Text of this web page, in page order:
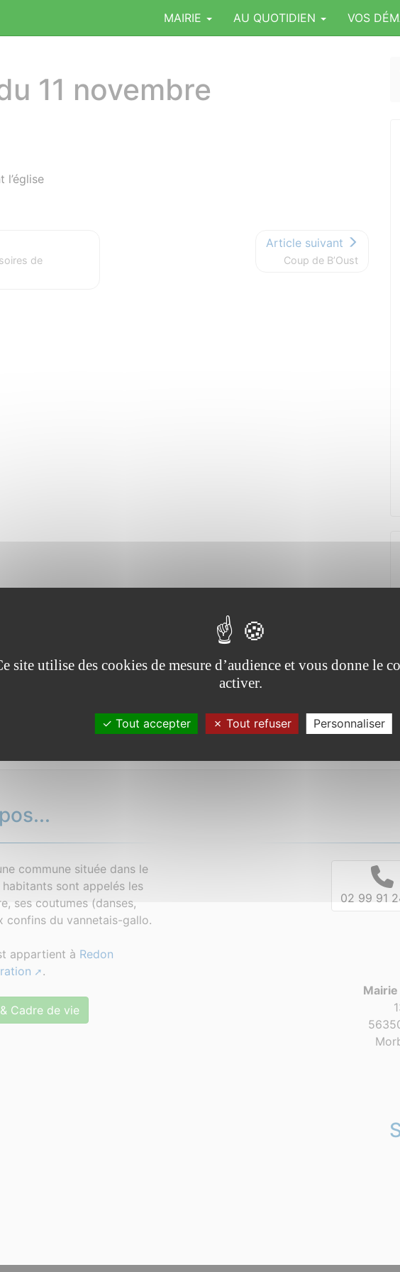
MAIRIE AU QUOTIDIEN VOS
11 novembre
l’église
de
Article suivant
Coup de B’Oust
commune située dans le
sont appelés les
ses coutumes (danses,
confins du vannetais-gallo.
appartient à Redon
.
Cadre de vie
02 99 91
site utilise des cookies de mesure d’audience et vous donne le
activer.
Tout accepter Tout refuser Personnaliser